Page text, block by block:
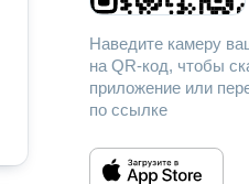
Наведите камеру
на QR-код, чтобы
приложение или
по ссылке